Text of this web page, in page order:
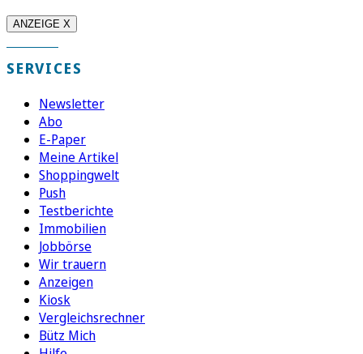
ANZEIGE X
SERVICES
Newsletter
Abo
E-Paper
Meine Artikel
Shoppingwelt
Push
Testberichte
Immobilien
Jobbörse
Wir trauern
Anzeigen
Kiosk
Vergleichsrechner
Bütz Mich